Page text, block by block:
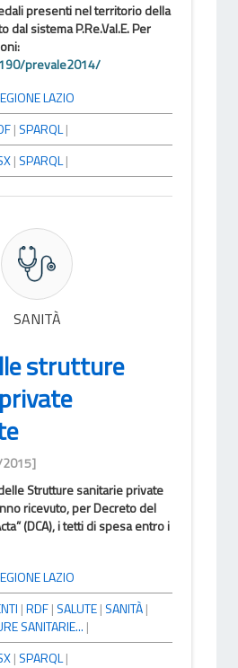
presenti nel territorio della
dal sistema P.Re.Val.E. Per
prevale2014/
LAZIO
| SPARQL|
| SPARQL|
SANITÀ
strutture
2015]
Strutture sanitarie private
ricevuto, per Decreto del
(DCA), i tetti di spesa entro i
LAZIO
|RDF| SALUTE| SANITÀ|
SANITARIE... |
| SPARQL|